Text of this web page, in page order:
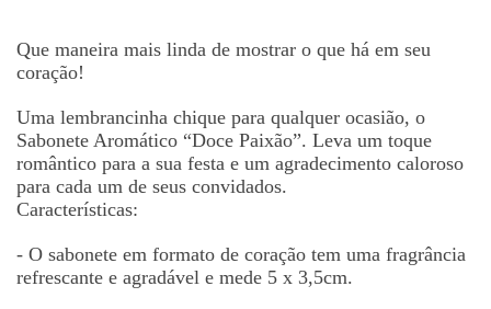
Que maneira mais linda de mostrar o que há em seu
coração!
Uma lembrancinha chique para qualquer ocasião, o
Sabonete Aromático “Doce Paixão”. Leva um toque
romântico para a sua festa e um agradecimento caloroso
para cada um de seus convidados.
Características:
- O sabonete em formato de coração tem uma fragrância
refrescante e agradável e mede 5 x 3,5cm.